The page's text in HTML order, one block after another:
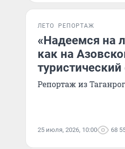
ЛЕТО РЕПОРТАЖ
«Надеемся на
как на
Репортаж из
25 июля, 2026, 10:00 68